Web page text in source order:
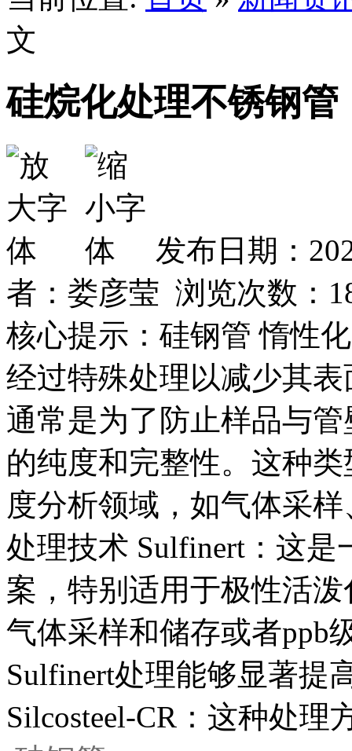
文
硅烷化处理不锈钢管
发布日期：
者：娄彦莹 浏览次数：
核心提示：硅钢管 惰性
经过特殊处理以减少其
通常是为了防止样品与
的纯度和完整性。这种
度分析领域，如气体采
处理技术 Sulfinert：这
案，特别适用于极性活
气体采样和储存或者ppb
Sulfinert处理能够显著提
Silcosteel-CR：这种处理